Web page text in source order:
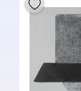
jeden
Kunstwerken.